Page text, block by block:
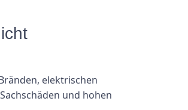
elektrischen
und hohen